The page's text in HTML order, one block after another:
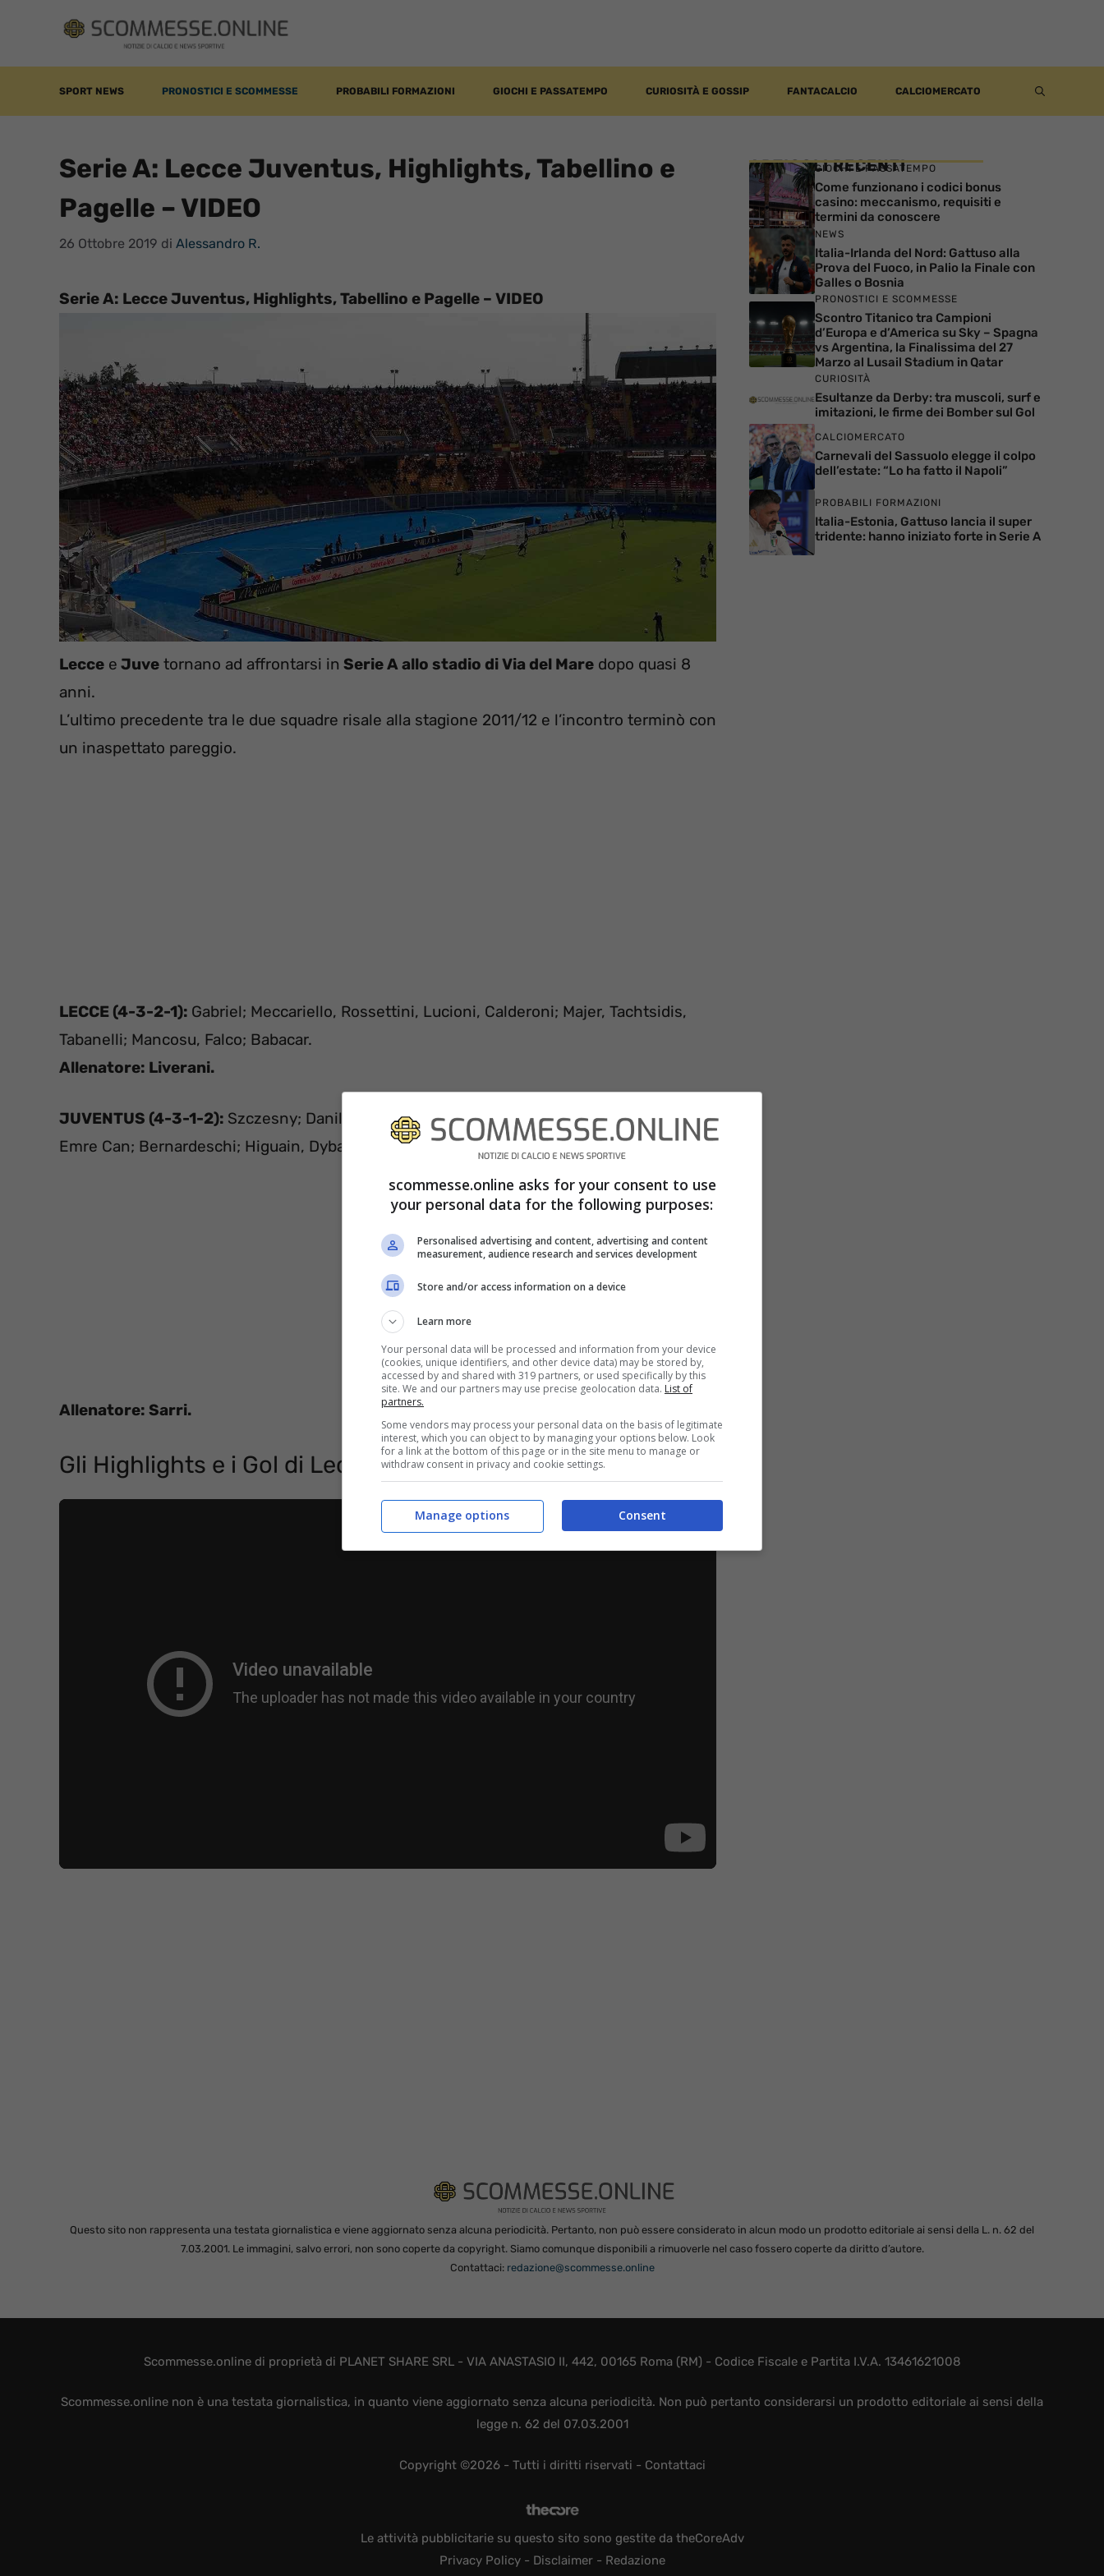
contenuto
SPORT NEWS PRONOSTICI E SCOMMESSE PROBABILI FORMAZIONI GIOCHI E PASSATEMPO CURIOSITÀ E GOSSIP FANTACALCIO CALCIOMERCATO
Serie A: Lecce Juventus, Highlights, Tabellino e
Pagelle – VIDEO
26 Ottobre 2019 di Alessandro R.
Serie A: Lecce Juventus, Highlights, Tabellino e Pagelle – VIDEO
Lecce e Juve tornano ad affrontarsi in Serie A allo stadio di Via del Mare dopo quasi 8
anni.
L’ultimo precedente tra le due squadre risale alla stagione 2011/12 e l’incontro terminò con
un inaspettato pareggio.
LECCE (4-3-2-1): Gabriel; Meccariello, Rossettini, Lucioni, Calderoni; Majer, Tachtsidis,
Tabanelli; Mancosu, Falco; Babacar.
Allenatore: Liverani.
JUVENTUS (4-3-1-2): Szczesny; Danilo, Bonucci, de Ligt, Alex Sandro; Bentancur, Pjanic,
Emre Can; Bernardeschi; Higuain, Dybala.
Allenatore: Sarri.
Gli Highlights e i Gol di Lecce Juventus –VIDEO GOL
ARTICOLI RECENTI
GIOCHI E PASSATEMPO
Come funzionano i codici bonus
casino: meccanismo, requisiti e
termini da conoscere
NEWS
Italia-Irlanda del Nord: Gattuso alla
Prova del Fuoco, in Palio la Finale con
Galles o Bosnia
PRONOSTICI E SCOMMESSE
Scontro Titanico tra Campioni
d’Europa e d’America su Sky – Spagna
vs Argentina, la Finalissima del 27
Marzo al Lusail Stadium in Qatar
CURIOSITÀ
Esultanze da Derby: tra muscoli, surf e
imitazioni, le firme dei Bomber sul Gol
CALCIOMERCATO
Carnevali del Sassuolo elegge il colpo
dell’estate: “Lo ha fatto il Napoli”
PROBABILI FORMAZIONI
Italia-Estonia, Gattuso lancia il super
tridente: hanno iniziato forte in Serie A
Questo sito non rappresenta una testata giornalistica e viene aggiornato senza alcuna periodicità. Pertanto, non può essere considerato in alcun modo un prodotto editoriale ai sensi della L. n. 62 del
7.03.2001. Le immagini, salvo errori, non sono coperte da copyright. Siamo comunque disponibili a rimuoverle nel caso fossero coperte da diritto d’autore.
Contattaci: redazione@scommesse.online
Scommesse.online di proprietà di PLANET SHARE SRL - VIA ANASTASIO II, 442, 00165 Roma (RM) - Codice Fiscale e Partita I.V.A. 13461621008
Scommesse.online non è una testata giornalistica, in quanto viene aggiornato senza alcuna periodicità. Non può pertanto considerarsi un prodotto editoriale ai sensi della
legge n. 62 del 07.03.2001
Copyright ©2026 - Tutti i diritti riservati - Contattaci
Le attività pubblicitarie su questo sito sono gestite da theCoreAdv
Privacy Policy- Disclaimer- Redazione
scommesse.online asks for your consent to use
your personal data for the following purposes:
Personalised advertising and content, advertising and content
measurement, audience research and services development
Store and/or access information on a device
Learn more
Your personal data will be processed and information from your device
(cookies, unique identifiers, and other device data) may be stored by,
accessed by and shared with 319 partners, or used specifically by this
site. We and our partners may use precise geolocation data. List of
partners.
Some vendors may process your personal data on the basis of legitimate
interest, which you can object to by managing your options below. Look
for a link at the bottom of this page or in the site menu to manage or
withdraw consent in privacy and cookie settings.
Consent
Manage options